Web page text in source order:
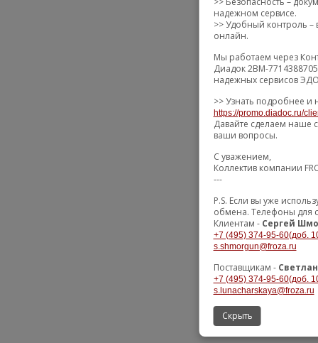
надежном сервисе.
>> Удобный контроль –
онлайн.
Мы работаем через
Диадок 2BM-
надежных сервисов
>> Узнать подробнее и
https://promo.diadoc.ru/
Давайте сделаем наше
ваши вопросы.
С уважением,
Коллектив компании
---
P.S. Если вы уже
обмена. Телефоны для
Клиентам - Сергей
+7 (495) 374-95-60(доб.
s.shmorgun@froza.ru
Поставщикам -
+7 (495) 374-95-60(доб.
s.lunacharskaya@froza.ru
Скрыть